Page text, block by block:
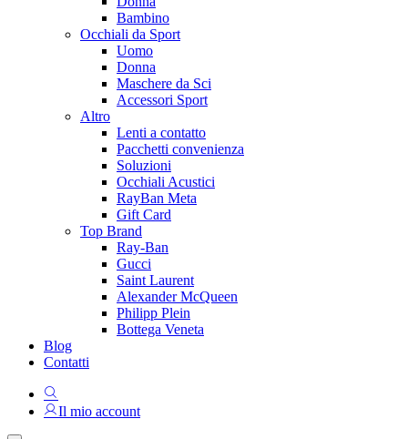
Bambino
Occhiali da Sport
Uomo
Donna
Maschere da Sci
Accessori Sport
Altro
Lenti a contatto
Pacchetti convenienza
Soluzioni
Occhiali Acustici
RayBan Meta
Gift Card
Top Brand
Ray-Ban
Gucci
Saint Laurent
Alexander McQueen
Philipp Plein
Bottega Veneta
Blog
Contatti
Il mio account